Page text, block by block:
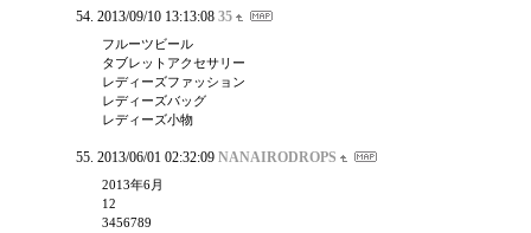
2013/09/10 13:13:08 35
フルーツビール
タブレットアクセサリー
レディーズファッション
レディーズバッグ
レディーズ小物
2013/06/01 02:32:09 NANAIRODROPS
2013年6月
12
3456789